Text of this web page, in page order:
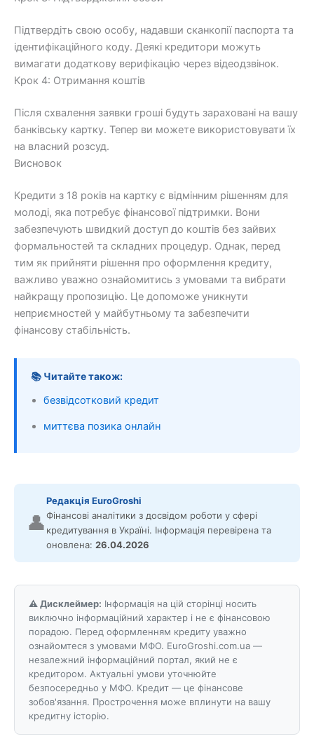
Підтвердіть свою особу, надавши сканкопії паспорта та
ідентифікаційного коду. Деякі кредитори можуть
вимагати додаткову верифікацію через відеодзвінок.
Крок 4: Отримання коштів
Після схвалення заявки гроші будуть зараховані на вашу
банківську картку. Тепер ви можете використовувати їх
на власний розсуд.
Висновок
Кредити з 18 років на картку є відмінним рішенням для
молоді, яка потребує фінансової підтримки. Вони
забезпечують швидкий доступ до коштів без зайвих
формальностей та складних процедур. Однак, перед
тим як прийняти рішення про оформлення кредиту,
важливо уважно ознайомитись з умовами та вибрати
найкращу пропозицію. Це допоможе уникнути
неприємностей у майбутньому та забезпечити
фінансову стабільність.
📚 Читайте також:
безвідсотковий кредит
миттєва позика онлайн
👤
Редакція EuroGroshi
Фінансові аналітики з досвідом роботи у сфері
кредитування в Україні. Інформація перевірена та
оновлена: 26.04.2026
⚠️ Дисклеймер: Інформація на цій сторінці носить
виключно інформаційний характер і не є фінансовою
порадою. Перед оформленням кредиту уважно
ознайомтеся з умовами МФО. EuroGroshi.com.ua —
незалежний інформаційний портал, який не є
кредитором. Актуальні умови уточнюйте
безпосередньо у МФО. Кредит — це фінансове
зобов'язання. Прострочення може вплинути на вашу
кредитну історію.